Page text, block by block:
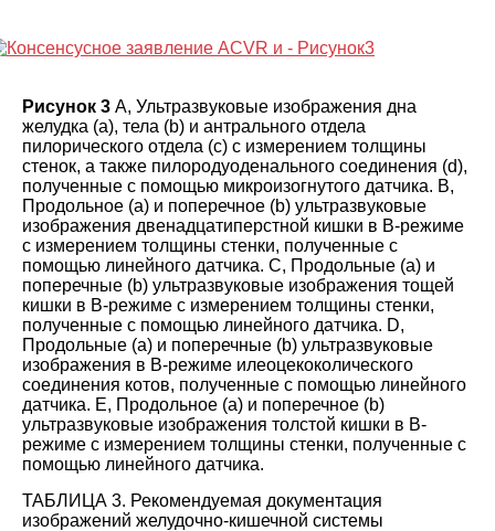
Рисунок 3 А, Ультразвуковые изображения дна
желудка (а), тела (b) и антрального отдела
пилорического отдела (с) с измерением толщины
стенок, а также пилородуоденального соединения (d),
полученные с помощью микроизогнутого датчика. B,
Продольное (а) и поперечное (b) ультразвуковые
изображения двенадцатиперстной кишки в В-режиме
с измерением толщины стенки, полученные с
помощью линейного датчика. C, Продольные (а) и
поперечные (b) ультразвуковые изображения тощей
кишки в В-режиме с измерением толщины стенки,
полученные с помощью линейного датчика. D,
Продольные (а) и поперечные (b) ультразвуковые
изображения в В-режиме илеоцекоколического
соединения котов, полученные с помощью линейного
датчика. E, Продольное (а) и поперечное (b)
ультразвуковые изображения толстой кишки в В-
режиме с измерением толщины стенки, полученные с
помощью линейного датчика.
ТАБЛИЦА 3. Рекомендуемая документация
изображений желудочно-кишечной системы